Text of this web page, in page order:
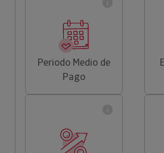
Periodo Medio de
Pago